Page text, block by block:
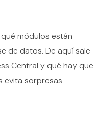
módulos están
de datos. De aquí sale
Central y qué hay que
evita sorpresas